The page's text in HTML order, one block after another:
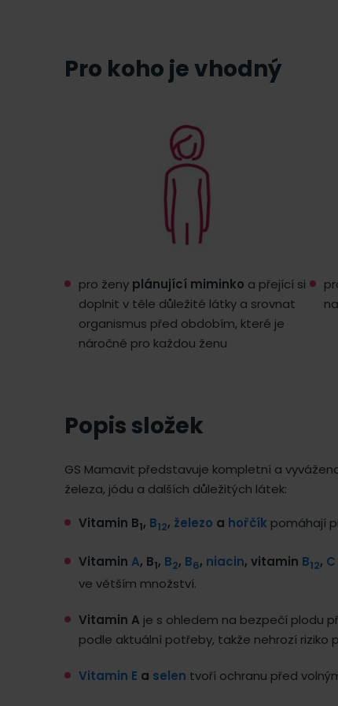
Pro koho je vhodný
pro ženy plánující miminko a přející si
doplnit v těle důležité látky a srovnat
organismus před obdobím, které je
náročné pro každou ženu
Popis složek
GS Mamavit představuje kompletní a
železa, jódu a dalších důležitých látek:
Vitamin B1, B12, železo a hořčík pomáhají
Vitamin A, B1, B2, B6, niacin, vitamin B12, C
ve větším množství.
Vitamin A je s ohledem na bezpečí plodu
podle aktuální potřeby, takže nehrozí riziko
Vitamin E a selen tvoří ochranu před